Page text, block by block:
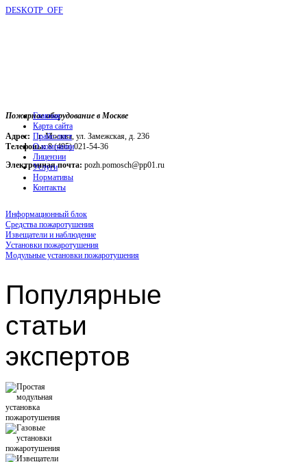
DESKOTP_OFF
Пожарное оборудование в Москве
Адрес: г. Москва, ул. Замежская, д. 236
Телефоны:8 (495) 021-54-36
Электронная почта: pozh.pomosch@pp01.ru
Главная
Карта сайта
Прайс-лист
О компании
Лицензии
Услуги
Нормативы
Контакты
Информационный блок
Средства пожаротушения
Извещатели и наблюдение
Установки пожаротушения
Модульные установки пожаротушения
Популярные
статьи
экспертов